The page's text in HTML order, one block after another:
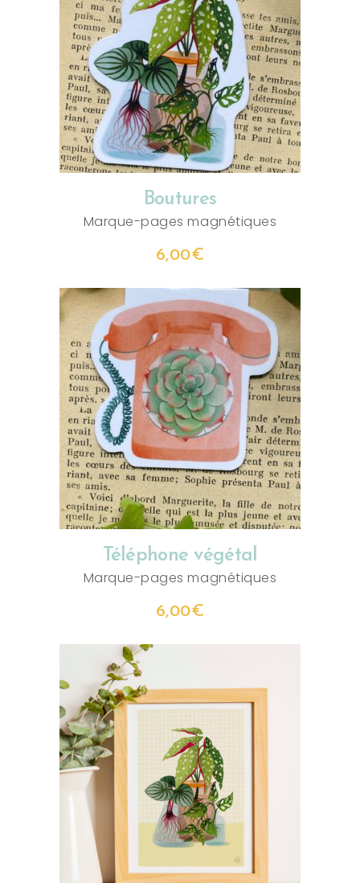
AJOUTER AU PANIER
Boutures
Marque-pages magnétiques
6,00€
AJOUTER AU PANIER
Téléphone végétal
Marque-pages magnétiques
6,00€
CHOIX DES OPTIONS